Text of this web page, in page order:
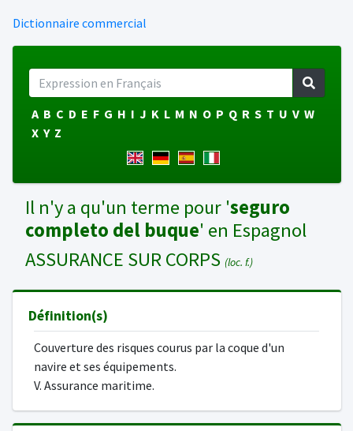
Dictionnaire commercial
A B C D E F G H I J K L M N O P Q R S T U V W
X Y Z
Il n'y a qu'un terme pour 'seguro
completo del buque' en Espagnol
ASSURANCE SUR CORPS (loc. f.)
Définition(s)
Couverture des risques courus par la coque d'un
navire et ses équipements.
V. Assurance maritime.